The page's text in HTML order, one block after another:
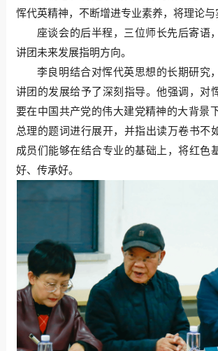
恽代英精神，不断增进专业素养，将理论与
座谈会的后半程，三位师长先后寄语
讲团未来发展指明方向。
李良明结合对恽代英思想的长期研究
讲团的发展给予了深刻指导。他强调，对
要在中国共产党的伟大建党精神的大背景
总理的题词进行展开，并指出读万卷书不
成员们能够在结合专业的基础上，将红色
好、传承好。